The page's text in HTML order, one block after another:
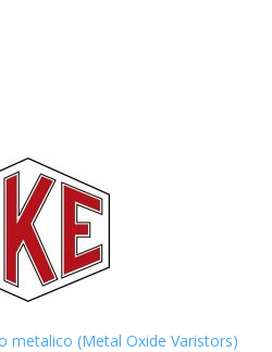
metalico (Metal Oxide Varistors)